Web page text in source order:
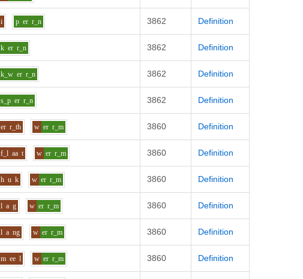
i p er r_n 3862 Definition
k er r_n 3862 Definition
k_w er r_n 3862 Definition
s_p er r_n 3862 Definition
er r_th w er r_m 3860 Definition
f_l aa t w er r_m 3860 Definition
h u k w er r_m 3860 Definition
l a g w er r_m 3860 Definition
l a ng w er r_m 3860 Definition
m ee l w er r_m 3860 Definition